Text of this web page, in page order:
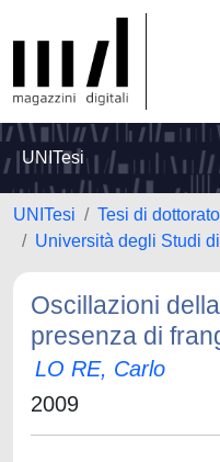
UNITesi
UNITesi
Tesi di dottorato
Università degli Studi
Oscillazioni
presenza di
LO RE, Carlo
2009